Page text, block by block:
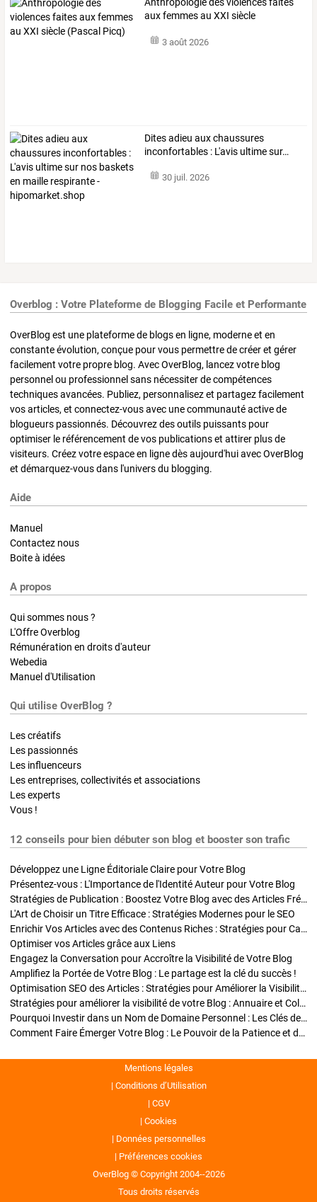
auxfemmesau XXI siècle
3 août 2026
Ditesadieu auxchaussures
inconfortables : L'avis ultimesur…
30 juil. 2026
Overblog : Votre Plateforme de Blogging Facile et Performante
OverBlog est une plateforme de blogs en ligne, moderne et en
constante évolution, conçue pour vous permettre de créer et gérer
facilement votre propre blog. Avec OverBlog, lancez votre blog
personnel ou professionnel sans nécessiter de compétences
techniques avancées. Publiez, personnalisez et partagez facilement
vos articles, et connectez-vous avec une communauté active de
blogueurs passionnés. Découvrez des outils puissants pour
optimiser le référencement de vos publications et attirer plus de
visiteurs. Créez votre espace en ligne dès aujourd'hui avec OverBlog
et démarquez-vous dans l'univers du blogging.
Aide
Manuel
Contactez nous
Boite à idées
A propos
Qui sommes nous ?
L'Offre Overblog
Rémunération en droits d'auteur
Webedia
Manuel d'Utilisation
Qui utilise OverBlog ?
Les créatifs
Les passionnés
Les influenceurs
Les entreprises, collectivités et associations
Les experts
Vous !
12 conseils pour bien débuter son blog et booster son trafic
Développez une Ligne Éditoriale Claire pour Votre Blog
Présentez-vous : L'Importance de l'Identité Auteur pour Votre Blog
Stratégies de Publication : Boostez Votre Blog avec des Articles Fréquents et Exclusifs
L'Art de Choisir un Titre Efficace : Stratégies Modernes pour le SEO
Enrichir Vos Articles avec des Contenus Riches : Stratégies pour Captiver et Optimiser
Optimiser vos Articles grâce aux Liens
Engagez la Conversation pour Accroître la Visibilité de Votre Blog
Amplifiez la Portée de Votre Blog : Le partage est la clé du succès !
Optimisation SEO des Articles : Stratégies pour Améliorer la Visibilité de Votre Blog
Stratégies pour améliorer la visibilité de votre Blog : Annuaire et Collaborations
Pourquoi Investir dans un Nom de Domaine Personnel : Les Clés de la Réussite de Votre Blog
Comment Faire Émerger Votre Blog : Le Pouvoir de la Patience et de la Persévérance
Mentions légales
Conditions d’Utilisation
CGV
Cookies
Données personnelles
Préférences cookies
OverBlog © Copyright 2004--2026
Tous droits réservés